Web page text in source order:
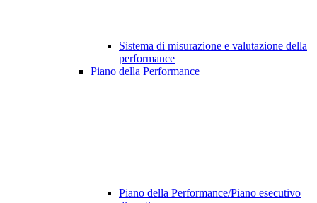
Sistema di misurazione e valutazione della
performance
Piano della Performance
Piano della Performance/Piano esecutivo